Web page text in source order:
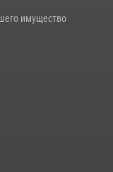
имущество